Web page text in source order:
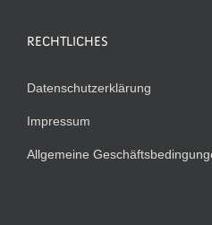
RECHTLICHES
Datenschutzerklärung
Impressum
Allgemeine